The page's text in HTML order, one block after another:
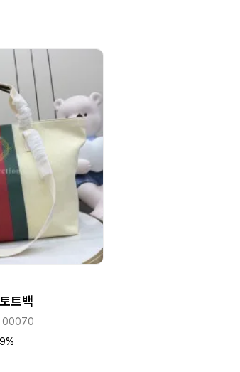
트백
00070